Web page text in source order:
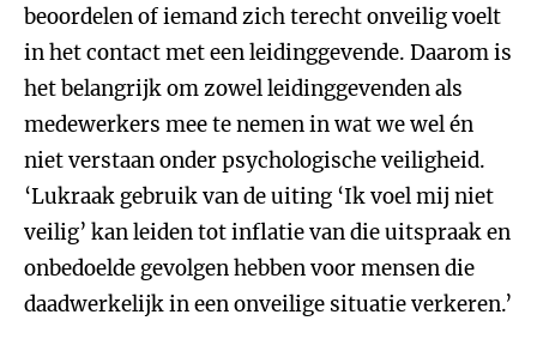
beoordelen of iemand zich terecht onveilig voelt
in het contact met een leidinggevende. Daarom is
het belangrijk om zowel leidinggevenden als
medewerkers mee te nemen in wat we wel én
niet verstaan onder psychologische veiligheid.
‘Lukraak gebruik van de uiting ‘Ik voel mij niet
veilig’ kan leiden tot inflatie van die uitspraak en
onbedoelde gevolgen hebben voor mensen die
daadwerkelijk in een onveilige situatie verkeren.’